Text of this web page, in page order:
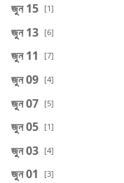
জুন 15 [1]
জুন 13 [6]
জুন 11 [7]
জুন 09 [4]
জুন 07 [5]
জুন 05 [1]
জুন 03 [4]
জুন 01 [3]